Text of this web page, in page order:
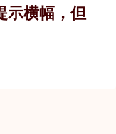
横幅，但